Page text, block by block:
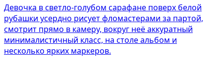
Девочка в светло-голубом сарафане поверх белой
рубашки усердно рисует фломастерами за партой,
смотрит прямо в камеру, вокруг неё аккуратный
минималистичный класс, на столе альбом и
несколько ярких маркеров.